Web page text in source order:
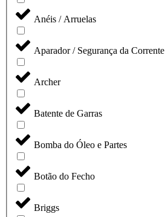
Anéis / Arruelas
Aparador / Segurança da Corrente
Archer
Batente de Garras
Bomba do Óleo e Partes
Botão do Fecho
Briggs